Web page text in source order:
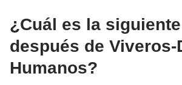
¿Cuál es la
después de Viveros-
Humanos?